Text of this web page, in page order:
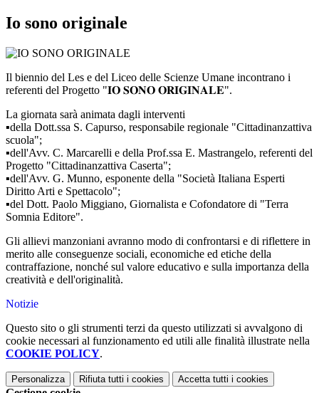
Io sono originale
Il biennio del Les e del Liceo delle Scienze Umane incontrano i
referenti del Progetto "𝐈𝐎 𝐒𝐎𝐍𝐎 𝐎𝐑𝐈𝐆𝐈𝐍𝐀𝐋𝐄".
La giornata sarà animata dagli interventi
▪️della Dott.ssa S. Capurso, responsabile regionale "Cittadinanzattiva
scuola";
▪️dell'Avv. C. Marcarelli e della Prof.ssa E. Mastrangelo, referenti del
Progetto "Cittadinanzattiva Caserta";
▪️dell'Avv. G. Munno, esponente della "Società Italiana Esperti
Diritto Arti e Spettacolo";
▪️del Dott. Paolo Miggiano, Giornalista e Cofondatore di "Terra
Somnia Editore".
Gli allievi manzoniani avranno modo di confrontarsi e di riflettere in
merito alle conseguenze sociali, economiche ed etiche della
contraffazione, nonché sul valore educativo e sulla importanza della
creatività e dell'originalità.
Notizie
Questo sito o gli strumenti terzi da questo utilizzati si avvalgono di
cookie necessari al funzionamento ed utili alle finalità illustrate nella
COOKIE POLICY.
Personalizza Rifiuta tutti i cookies Accetta tutti i cookies